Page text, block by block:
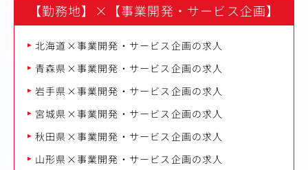
【勤務地】 × 【事業開発・サービス企画】
北海道×事業開発・サービス企画の求人
青森県×事業開発・サービス企画の求人
岩手県×事業開発・サービス企画の求人
宮城県×事業開発・サービス企画の求人
秋田県×事業開発・サービス企画の求人
山形県×事業開発・サービス企画の求人